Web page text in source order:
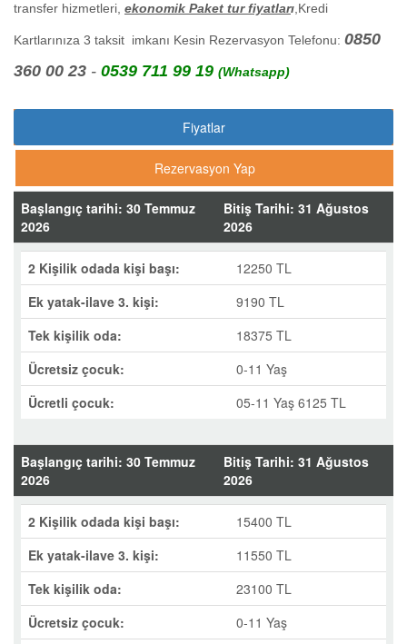
transfer hizmetleri, ekonomik Paket tur fiyatları ,Kredi
Kartlarınıza 3 taksit imkanı Kesin Rezervasyon Telefonu: 0850
360 00 23 - 0539 711 99 19 (Whatsapp)
Fiyatlar
Rezervasyon Yap
Başlangıç tarihi: 30 Temmuz
2026
Bitiş Tarihi: 31 Ağustos
2026
2 Kişilik odada kişi başı:
12250 TL
Ek yatak-ilave 3. kişi:
9190 TL
Tek kişilik oda:
18375 TL
Ücretsiz çocuk:
0-11 Yaş
Ücretli çocuk:
05-11 Yaş 6125 TL
Başlangıç tarihi: 30 Temmuz
2026
Bitiş Tarihi: 31 Ağustos
2026
2 Kişilik odada kişi başı:
15400 TL
Ek yatak-ilave 3. kişi:
11550 TL
Tek kişilik oda:
23100 TL
Ücretsiz çocuk:
0-11 Yaş